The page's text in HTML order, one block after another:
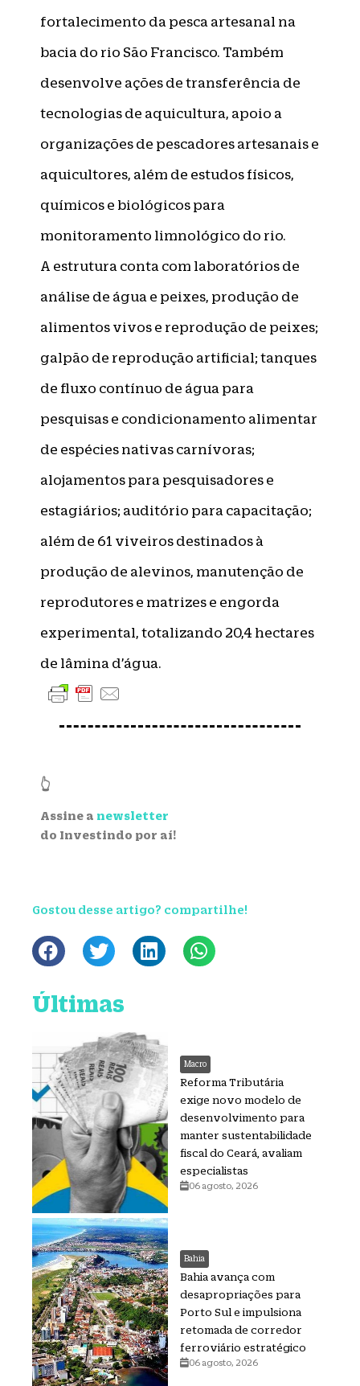
fortalecimento da pesca artesanal na
bacia do rio São Francisco. Também
desenvolve ações de transferência de
tecnologias de aquicultura, apoio a
organizações de pescadores artesanais e
aquicultores, além de estudos físicos,
químicos e biológicos para
monitoramento limnológico do rio.
A estrutura conta com laboratórios de
análise de água e peixes, produção de
alimentos vivos e reprodução de peixes;
galpão de reprodução artificial; tanques
de fluxo contínuo de água para
pesquisas e condicionamento alimentar
de espécies nativas carnívoras;
alojamentos para pesquisadores e
estagiários; auditório para capacitação;
além de 61 viveiros destinados à
produção de alevinos, manutenção de
reprodutores e matrizes e engorda
experimental, totalizando 20,4 hectares
de lâmina d’água.
👆
Assine a newsletter
do Investindo por aí!
Gostou desse artigo? compartilhe!
Últimas
Macro
Reforma Tributária
exige novo modelo de
desenvolvimento para
manter sustentabilidade
fiscal do Ceará, avaliam
especialistas
06 agosto, 2026
Bahia
Bahia avança com
desapropriações para
Porto Sul e impulsiona
retomada de corredor
ferroviário estratégico
06 agosto, 2026